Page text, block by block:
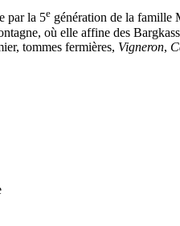
par la 5e génération de la famille
où elle affine des
tommes fermières, Vigneron,